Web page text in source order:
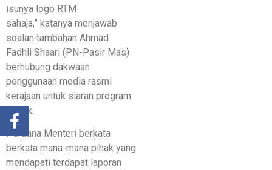
isunya logo RTM
sahaja,” katanya menjawab
soalan tambahan Ahmad
Fadhli Shaari (PN-Pasir Mas)
berhubung dakwaan
penggunaan media rasmi
kerajaan untuk siaran program
politik.
Perdana Menteri berkata
berkata mana-mana pihak yang
mendapati terdapat laporan